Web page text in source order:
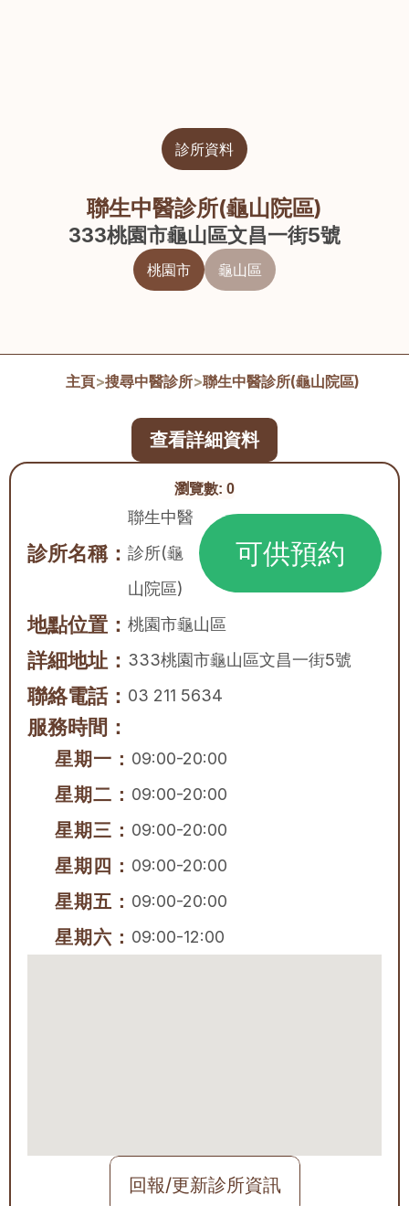
診所資料
聯生中醫診所(龜山院區)
333桃園市龜山區文昌一街5號
桃園市 龜山區
主頁>搜尋中醫診所>聯生中醫診所(龜山院區)
瀏覽數: 0
診所名稱：
聯生中醫
診所(龜
山院區)
可供預約
地點位置： 桃園市龜山區
詳細地址： 333桃園市龜山區文昌一街5號
聯絡電話： 03 211 5634
服務時間：
星期一： 09:00-20:00
星期二： 09:00-20:00
星期三： 09:00-20:00
星期四： 09:00-20:00
星期五： 09:00-20:00
星期六： 09:00-12:00
回報/更新診所資訊
查看詳細資料